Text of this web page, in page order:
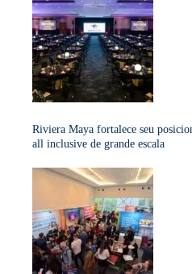
Riviera Maya fortalece seu
all inclusive de grande escala